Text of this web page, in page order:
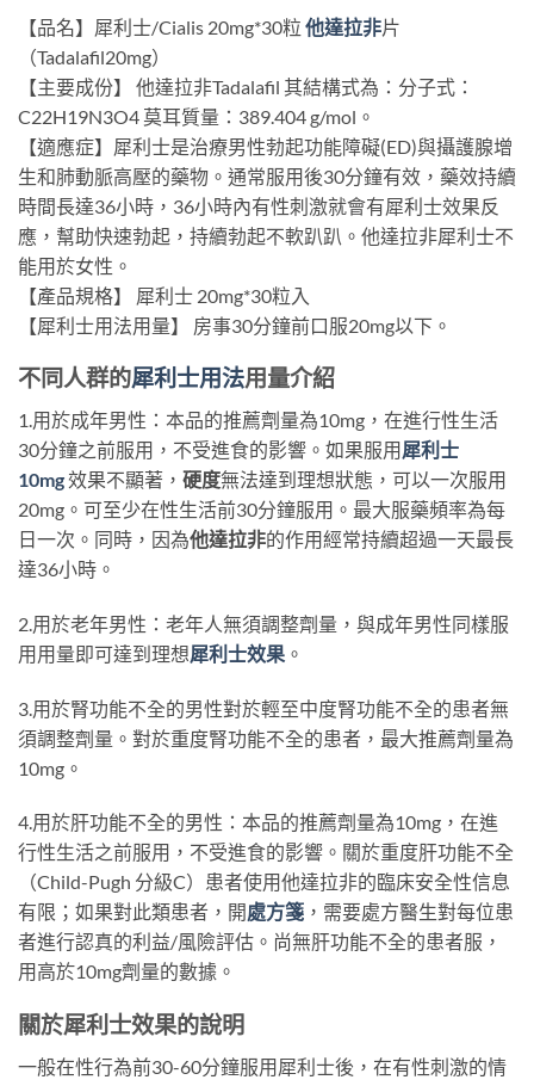
【品名】犀利士/Cialis 20mg*30粒 他達拉非片
（Tadalafil20mg）
【主要成份】 他達拉非Tadalafil 其結構式為：分子式：
C22H19N3O4 莫耳質量：389.404 g/mol。
【適應症】犀利士是治療男性勃起功能障礙(ED)與攝護腺增
生和肺動脈高壓的藥物。通常服用後30分鐘有效，藥效持續
時間長達36小時，36小時內有性刺激就會有犀利士效果反
應，幫助快速勃起，持續勃起不軟趴趴。他達拉非犀利士不
能用於女性。
【產品規格】 犀利士 20mg*30粒入
【犀利士用法用量】 房事30分鐘前口服20mg以下。
不同人群的犀利士用法用量介紹
1.用於成年男性：本品的推薦劑量為10mg，在進行性生活
30分鐘之前服用，不受進食的影響。如果服用犀利士
10mg 效果不顯著， 硬度無法達到理想狀態，可以一次服用
20mg。可至少在性生活前30分鐘服用。最大服藥頻率為每
日一次。同時，因為他達拉非的作用經常持續超過一天最長
達36小時。
2.用於老年男性：老年人無須調整劑量，與成年男性同樣服
用用量即可達到理想犀利士效果 。
3.用於腎功能不全的男性對於輕至中度腎功能不全的患者無
須調整劑量。對於重度腎功能不全的患者，最大推薦劑量為
10mg。
4.用於肝功能不全的男性：本品的推薦劑量為10mg，在進
行性生活之前服用，不受進食的影響。關於重度肝功能不全
（Child-Pugh 分級C）患者使用他達拉非的臨床安全性信息
有限；如果對此類患者，開處方箋 ，需要處方醫生對每位患
者進行認真的利益/風險評估。尚無肝功能不全的患者服，
用高於10mg劑量的數據。
關於犀利士效果的說明
一般在性行為前30-60分鐘服用犀利士後，在有性刺激的情